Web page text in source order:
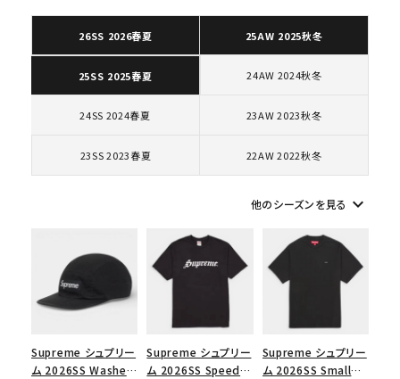
キーワードから探す
ショルダー・ウエストバッグ
ボックスロゴ ブラックスウェット
カテゴリーから探す
コラボレーションブランドから探す
シーズンから探す
並び順
26SS 2026春夏 25AW 2025秋冬
25SS 2025春夏 24AW 2024秋冬
24SS 2024春夏 23AW 2023秋冬
23SS 2023春夏 22AW 2022秋冬
他のシーズンを見る keyboard_arrow_down
Supreme シュプリー
ム 2026SS Washed
Supreme シュプリー
ム 2026SS Speed
Supreme シュプリー
ム 2026SS Small